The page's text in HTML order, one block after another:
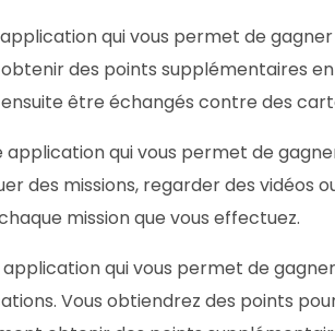
qui vous permet de
des points supplémentaires
être échangés contre des
qui vous permet de
des missions, regarder des vidéos
mission que vous effectuez.
qui vous permet de
Vous obtiendrez des points